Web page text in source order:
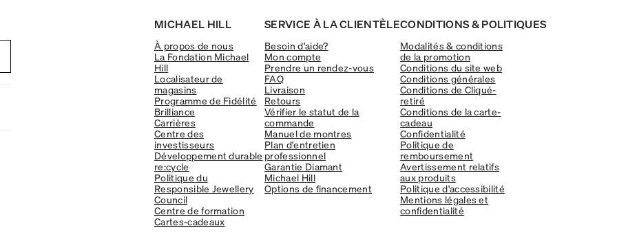
MICHAEL HILL
À propos de nous
La Fondation Michael
Hill
Localisateur de
magasins
Programme de Fidélité
Brilliance
Carrières
Centre des
investisseurs
Développement durable
re:cycle
Politique du
Responsible Jewellery
Council
Centre de formation
Cartes-cadeaux
SERVICE À LA CLIENTÈLE
Besoin d'aide?
Mon compte
Prendre un rendez-vous
FAQ
Livraison
Retours
Vérifier le statut de la
commande
Manuel de montres
Plan d'entretien
professionnel
Garantie Diamant
Michael Hill
Options de financement
CONDITIONS & POLITIQUES
Modalités & conditions
de la promotion
Conditions du site web
Conditions générales
Conditions de Cliqué-
retiré
Conditions de la carte-
cadeau
Confidentialité
Politique de
remboursement
Avertissement relatifs
aux produits
Politique d'accessibilité
Mentions légales et
confidentialité